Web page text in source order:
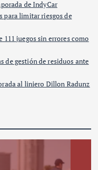
de IndyCar
para limitar riesgos de
juegos sin errores como
de gestión de residuos ante
al liniero Dillon Radunz